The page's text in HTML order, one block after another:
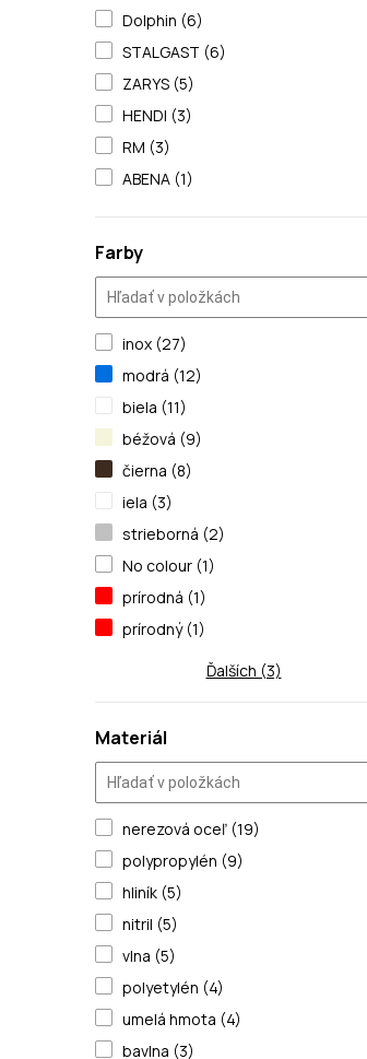
Dolphin (6)
STALGAST (6)
ZARYS (5)
HENDI (3)
RM (3)
ABENA (1)
Farby
inox (27)
modrá (12)
biela (11)
béžová (9)
čierna (8)
iela (3)
strieborná (2)
No colour (1)
prírodná (1)
prírodný (1)
Ďalších (3)
Materiál
nerezová oceľ (19)
polypropylén (9)
hliník (5)
nitril (5)
vlna (5)
polyetylén (4)
umelá hmota (4)
bavlna (3)